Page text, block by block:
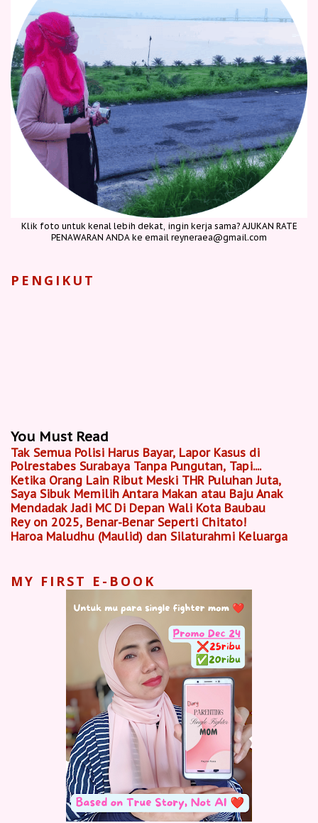
Klik foto untuk kenal lebih dekat, ingin kerja sama? AJUKAN RATE
PENAWARAN ANDA ke email reyneraea@gmail.com
PENGIKUT
You Must Read
Tak Semua Polisi Harus Bayar, Lapor Kasus di
Polrestabes Surabaya Tanpa Pungutan, Tapi....
Ketika Orang Lain Ribut Meski THR Puluhan Juta,
Saya Sibuk Memilih Antara Makan atau Baju Anak
Mendadak Jadi MC Di Depan Wali Kota Baubau
Rey on 2025, Benar-Benar Seperti Chitato!
Haroa Maludhu (Maulid) dan Silaturahmi Keluarga
MY FIRST E-BOOK